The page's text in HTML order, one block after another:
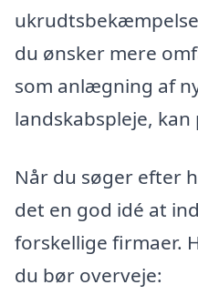
du ønsker mere
som anlægning af
landskabspleje,
Når du søger efter
det en god idé at
forskellige firmaer.
du bør overveje: